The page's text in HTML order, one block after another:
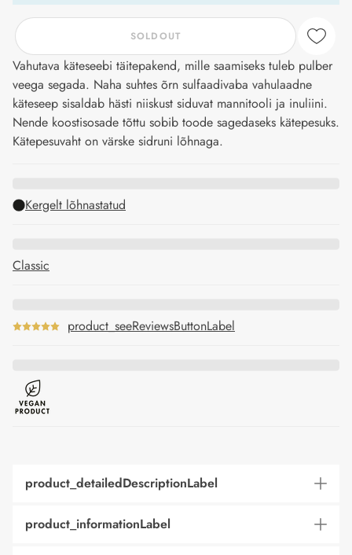
SOLDOUT
Vahutava käteseebi täitepakend, mille saamiseks tuleb pulber
veega segada. Naha suhtes õrn sulfaadivaba vahulaadne
käteseep sisaldab hästi niiskust siduvat mannitooli ja inuliini.
Nende koostisosade tõttu sobib toode sagedaseks kätepesuks.
Kätepesuvaht on värske sidruni lõhnaga.
Kergelt lõhnastatud
Classic
product_seeReviewsButtonLabel
product_detailedDescriptionLabel
product_informationLabel